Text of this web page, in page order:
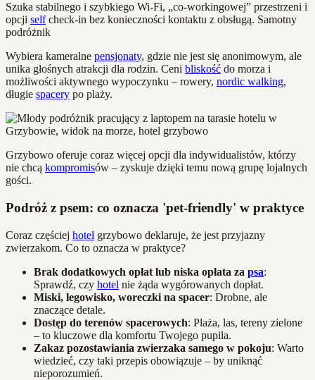
Szuka stabilnego i szybkiego Wi-Fi, „co-workingowej” przestrzeni i
opcji selfcheck-in bez konieczności kontaktu z obsługą. Samotny
podróżnik
Wybiera kameralne pensjonaty, gdzie nie jest się anonimowym, ale
unika głośnych atrakcji dla rodzin. Ceni bliskość do morza i
możliwości aktywnego wypoczynku – rowery, nordic walking,
długie spacery po plaży.
Grzybowo oferuje coraz więcej opcji dla indywidualistów, którzy
nie chcą kompromisów – zyskuje dzięki temu nową grupę lojalnych
gości.
Podróż z psem: co oznacza 'pet-friendly' w praktyce
Coraz częściej hotel grzybowo deklaruje, że jest przyjazny
zwierzakom. Co to oznacza w praktyce?
Brak dodatkowych opłat lub niska opłata za psa:
Sprawdź, czy hotel nie żąda wygórowanych dopłat.
Miski, legowisko, woreczki na spacer: Drobne, ale
znaczące detale.
Dostęp do terenów spacerowych: Plaża, las, tereny zielone
– to kluczowe dla komfortu Twojego pupila.
Zakaz pozostawiania zwierzaka samego w pokoju: Warto
wiedzieć, czy taki przepis obowiązuje – by uniknąć
nieporozumień.